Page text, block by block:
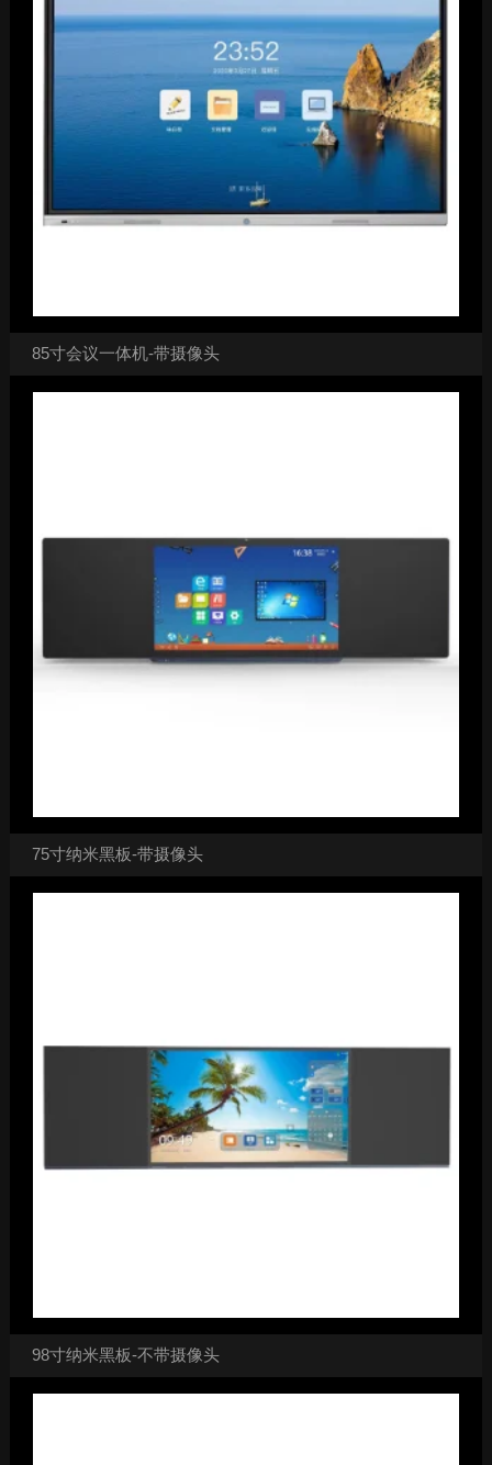
85寸会议一体机-带摄像头
75寸纳米黑板-带摄像头
98寸纳米黑板-不带摄像头